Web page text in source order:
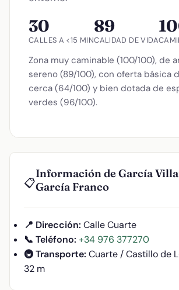
30
CALLES A <15 MIN
89
CALIDAD DE VIDA
Zona muy caminable (100/100), de
sereno (89/100), con oferta básica
cerca (64/100) y bien dotada de
verdes (96/100).
📋
Información de García
García Franco
📍 Dirección: Calle Cuarte
📞 Teléfono: +34 976 377270
🚇 Transporte: Cuarte / Castillo de
32 m